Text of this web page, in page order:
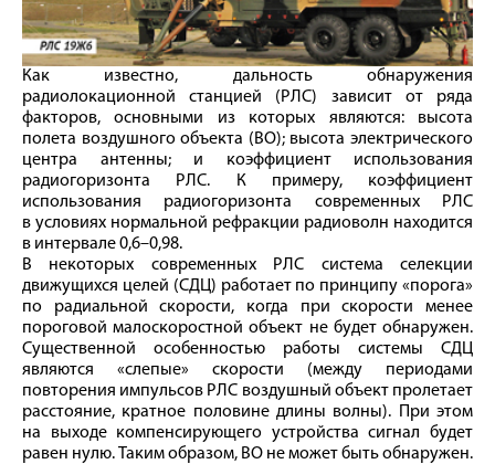
Как известно, дальность обнаружения
радиолокационной станцией (РЛС) зависит от ряда
факторов, основными из которых являются: высота
полета воздушного объекта (ВО); высота электрического
центра антенны; и коэффициент использования
радиогоризонта РЛС. К примеру, коэффициент
использования радиогоризонта современных РЛС
в условиях нормальной рефракции радиоволн находится
в интервале 0,6–0,98.
В некоторых современных РЛС система селекции
движущихся целей (СДЦ) работает по принципу «порога»
по радиальной скорости, когда при скорости менее
пороговой малоскоростной объект не будет обнаружен.
Существенной особенностью работы системы СДЦ
являются «слепые» скорости (между периодами
повторения импульсов РЛС воздушный объект пролетает
расстояние, кратное половине длины волны). При этом
на выходе компенсирующего устройства сигнал будет
равен нулю. Таким образом, ВО не может быть обнаружен.